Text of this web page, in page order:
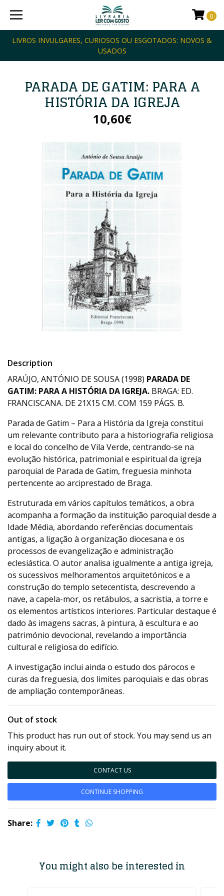
LIVROS INVULGARES, CURIOSOS OU ESGOTADOS: NOVOS &
USADOS
0
PARADA DE GATIM: PARA A
HISTÓRIA DA IGREJA
10,60€
Description
ARAÚJO, ANTÓNIO DE SOUSA (1998) PARADA DE
GATIM: PARA A HISTÓRIA DA IGREJA. BRAGA: ED.
FRANCISCANA. DE 21X15 CM. COM 159 PÁGS. B.
Parada de Gatim – Para a História da Igreja constitui
um relevante contributo para a historiografia religiosa
e local do concelho de Vila Verde, centrando-se na
evolução histórica, patrimonial e espiritual da igreja
paroquial de Parada de Gatim, freguesia minhota
pertencente ao arciprestado de Braga.
Estruturada em vários capítulos temáticos, a obra
acompanha a formação da instituição paroquial desde a
Idade Média, abordando referências documentais
antigas, a ligação à organização diocesana e os
processos de evangelização e administração
eclesiástica. O autor analisa igualmente a antiga igreja,
os sucessivos melhoramentos arquitetónicos e a
construção do templo setecentista, descrevendo a
nave, a capela-mor, os retábulos, a sacristia, a torre e
os elementos artísticos interiores. Particular destaque é
dado às imagens sacras, à pintura, à escultura e ao
património devocional, revelando a importância
cultural e religiosa do edifício.
A investigação inclui ainda o estudo dos párocos e
curas da freguesia, dos limites paroquiais e das obras
de ampliação contemporâneas.
Out of stock
This product has run out of stock. You may send us an
inquiry about it.
CONTACT US
CONTINUE SHOPPING
Share:
You might also be interested in